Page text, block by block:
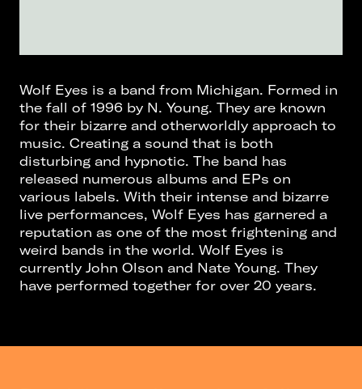
Wolf Eyes is a band from Michigan. Formed in
the fall of 1996 by N. Young. They are known
for their bizarre and otherworldly approach to
music. Creating a sound that is both
disturbing and hypnotic. The band has
released numerous albums and EPs on
various labels. With their intense and bizarre
live performances, Wolf Eyes has garnered a
reputation as one of the most frightening and
weird bands in the world. Wolf Eyes is
currently John Olson and Nate Young. They
have performed together for over 20 years.